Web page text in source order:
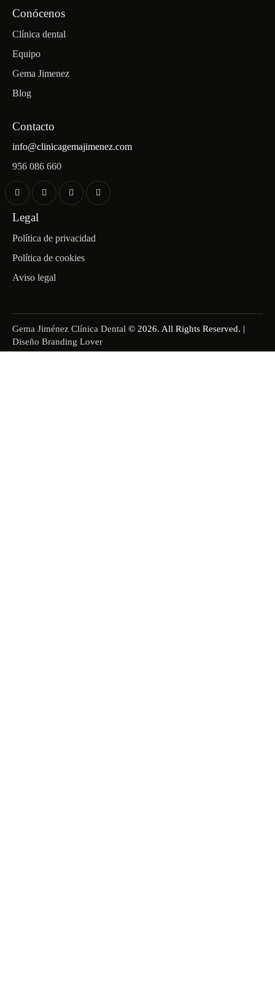
Conócenos
Clínica dental
Equipo
Gema Jimenez
Blog
Contacto
info@clinicagemajimenez.com
956 086 660
Legal
Política de privacidad
Política de cookies
Aviso legal
Gema Jiménez Clínica Dental © 2026. All Rights Reserved. |
Diseño Branding Lover